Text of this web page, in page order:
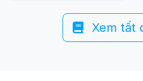
Xem tất